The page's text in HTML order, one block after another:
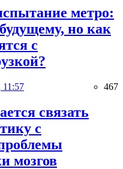
метро:
но как
с
11:57 467
связать
с
мозгов